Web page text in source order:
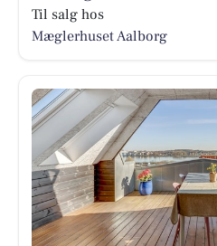
Til salg hos
Mæglerhuset Aalborg